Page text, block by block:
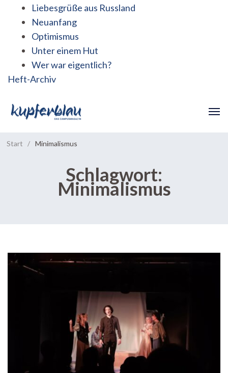
Liebesgrüße aus Russland
Neuanfang
Optimismus
Unter einem Hut
Wer war eigentlich?
Heft-Archiv
Start / Minimalismus
Schlagwort:
Minimalismus